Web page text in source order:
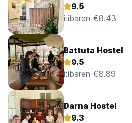
9.5
itibaren €8.43
Battuta Hostel
9.5
itibaren €8.89
Darna Hostel
9.3